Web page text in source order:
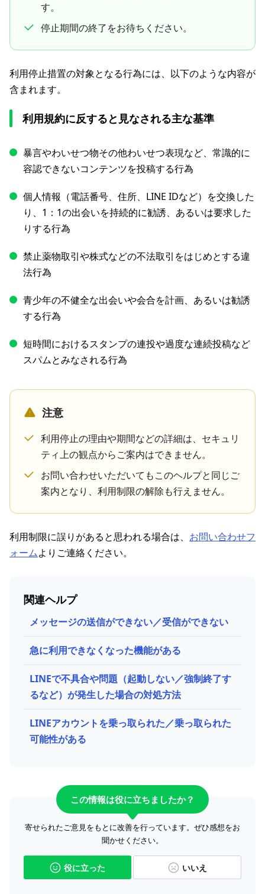
す。
停止期間の終了をお待ちください。
利用停止措置の対象となる行為には、以下のような内容が
含まれます。
利用規約に​反すると​見なされる​主な​基準
暴言やわいせつ物その​他わいせつ​表現など、​常識的に​
容認できない​コンテンツを​投稿する​行為
個人情報​（電話番号、​住所、​LINE IDなど）を​交換した
り、​1：1の​出会いを​持続的に​勧誘、​あるいは​要求した
りする​行為
禁止薬物取引や​株式などの​不法取引を​はじめと​する​違
法行為
青少年の​不健全な​出会いや​会合を​計画、​あるいは​勧誘
する​行為
短時間に​おける​スタンプの​連投や​過度な​連続投稿など
スパムと​みなされる​行為
注意
利用停止の​理由や​期間などの​詳細は、​セキュリ
ティ上の​観点からご案内は​できません。​
お問い​合わせいただいても​この​ヘルプと​同じ​ご
案内と​なり、​利用制限の​解除も​行えません。
利用制限に誤りがあると思われる場合は、 お問い合わせフ
ォームよりご連絡ください。​
関連ヘルプ
メッセージの送信ができない／受信ができない
急に利用できなくなった機能がある
LINEで不具合や問題（起動しない／強制終了す
るなど）が発生した場合の対処方法
LINEアカウントを乗っ取られた／乗っ取られた
可能性がある
この情報は役に立ちましたか？
寄せられたご意見をもとに改善を行っています。ぜひ感想をお
聞かせください。
役に立った いいえ